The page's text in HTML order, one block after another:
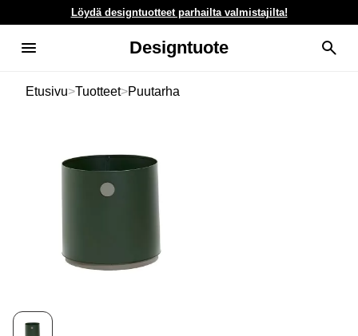
Löydä designtuotteet parhailta valmistajilta!
Designtuote
Etusivu>Tuotteet>Puutarha